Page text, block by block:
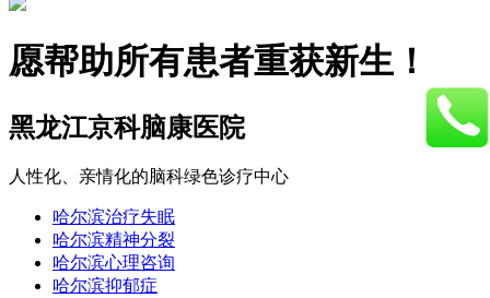
愿帮助所有患者重获新生！
黑龙江京科脑康医院
人性化、亲情化的脑科绿色诊疗中心
哈尔滨治疗失眠
哈尔滨精神分裂
哈尔滨心理咨询
哈尔滨抑郁症